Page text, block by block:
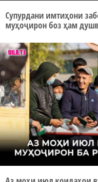
Супурдани имтиҳони
муҳоҷирон боз ҳам